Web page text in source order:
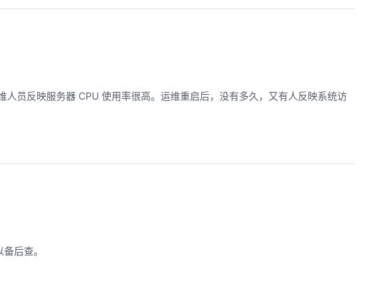
员反映服务器 CPU 使用率很高。运维重启后，没有多久，又有人反映系统访
后查。